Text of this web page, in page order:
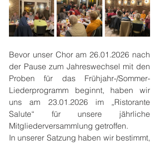
Bevor unser Chor am 26.01.2026 nach
der Pause zum Jahreswechsel mit den
Proben für das Frühjahr-/Sommer-
Liederprogramm beginnt, haben wir
uns am 23.01.2026 im „Ristorante
Salute“ für unsere jährliche
Mitgliederversammlung getroffen.
In unserer Satzung haben wir bestimmt,